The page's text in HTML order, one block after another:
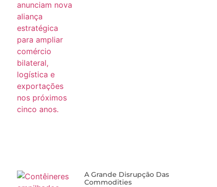
A Grande Disrupção Das
Commodities